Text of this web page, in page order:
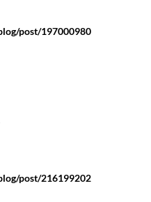
post/197000980
post/216199202